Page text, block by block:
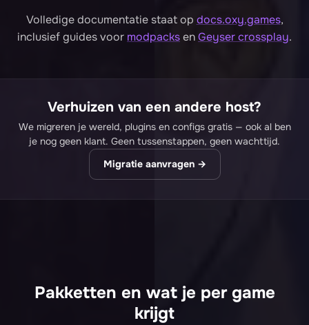
Volledige documentatie staat op docs.oxy.games,
inclusief guides voor modpacksenGeyser crossplay.
Verhuizen van een andere host?
We migreren je wereld, plugins en configs gratis — ook al ben
je nog geen klant. Geen tussenstappen, geen wachttijd.
Migratie aanvragen →
Pakketten en wat je per game
krijgt